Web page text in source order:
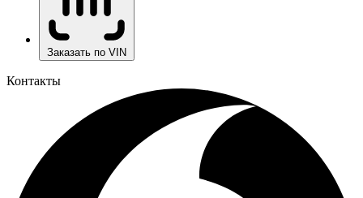
Заказать по VIN
Контакты